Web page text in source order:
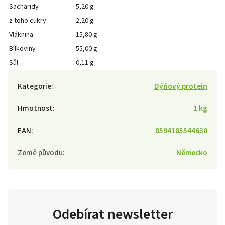
Sacharidy
5,20 g
z toho cukry
2,20 g
Vláknina
15,80 g
Bílkoviny
55,00 g
Sůl
0,11 g
Kategorie:
Dýňový protein
Hmotnost:
1 kg
EAN:
8594185544630
Země původu: Německo
Odebírat newsletter